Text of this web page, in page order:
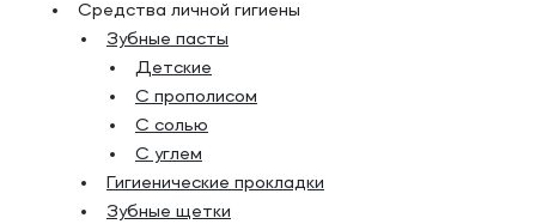
Средства личной гигиены
Зубные пасты
Детские
С прополисом
С солью
С углем
Гигиенические прокладки
Зубные щетки